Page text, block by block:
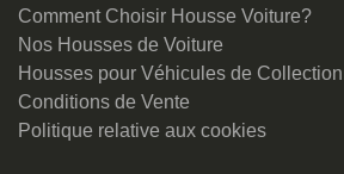
Comment Choisir Housse Voiture?
Nos Housses de Voiture
Housses pour Véhicules de Collection
Conditions de Vente
Politique relative aux cookies